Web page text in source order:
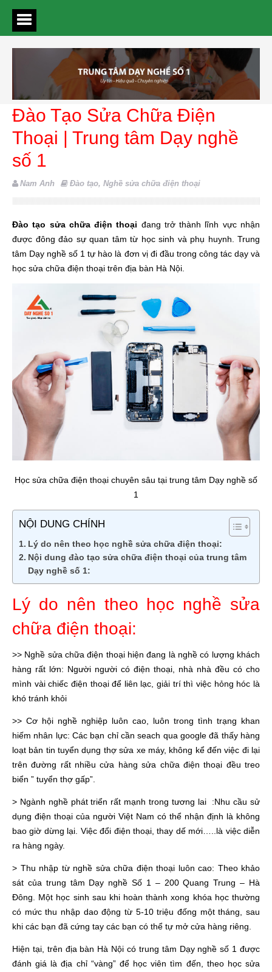
Đào Tạo Sửa Chữa Điện
Thoại | Trung tâm Dạy nghề
số 1
Nam Anh Đào tạo, Nghề sửa chữa điện thoại
Đào tạo sửa chữa điện thoại đang trở thành lĩnh vực nhận
được đông đảo sự quan tâm từ học sinh và phụ huynh. Trung
tâm Dạy nghề số 1 tự hào là đơn vị đi đầu trong công tác dạy và
học sửa chữa điện thoại trên địa bàn Hà Nội.
Học sửa chữa điện thoại chuyên sâu tại trung tâm Dạy nghề số
1
NỘI DUNG CHÍNH
Lý do nên theo học nghề sửa chữa điện thoại:
Nội dung đào tạo sửa chữa điện thoại của trung tâm
Dạy nghề số 1:
Lý do nên theo học nghề sửa
chữa điện thoại:
>> Nghề sửa chữa điện thoại hiện đang là nghề có lượng khách
hàng rất lớn: Người người có điện thoại, nhà nhà đều có cho
mình vài chiếc điện thoại để liên lạc, giải trí thì việc hỏng hóc là
khó tránh khỏi
>> Cơ hội nghề nghiệp luôn cao, luôn trong tình trạng khan
hiếm nhân lực: Các bạn chỉ cần seach qua google đã thấy hàng
loạt bản tin tuyển dụng thợ sửa xe máy, không kể đến việc đi lại
trên đường rất nhiều cửa hàng sửa chữa điện thoại đều treo
biển ” tuyển thợ gấp”.
> Ngành nghề phát triển rất mạnh trong tương lai :Nhu cầu sử
dụng điện thoại của người Việt Nam có thể nhận định là không
bao giờ dừng lại. Việc đổi điện thoại, thay dế mới…..là việc diễn
ra hàng ngày.
> Thu nhập từ nghề sửa chữa điện thoại luôn cao: Theo khảo
sát của trung tâm Dạy nghề Số 1 – 200 Quang Trung – Hà
Đông. Một học sinh sau khi hoàn thành xong khóa học thường
có mức thu nhập dao động từ 5-10 triệu đống một tháng, sau
khi các bạn đã cứng tay các bạn có thể tự mở cửa hàng riêng.
Hiện tại, trên địa bàn Hà Nội có trung tâm Dạy nghề số 1 được
đánh giá là địa chỉ “vàng” để học viên tìm đến, theo học sửa